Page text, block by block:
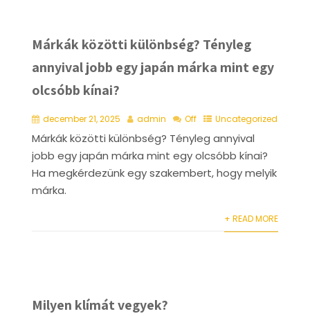
Márkák közötti különbség? Tényleg
annyival jobb egy japán márka mint egy
olcsóbb kínai?
december 21, 2025 admin Off Uncategorized
Márkák közötti különbség? Tényleg annyival
jobb egy japán márka mint egy olcsóbb kínai?
Ha megkérdezünk egy szakembert, hogy melyik
márka.
+ READ MORE
Milyen klímát vegyek?